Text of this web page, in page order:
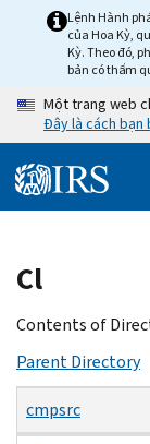
Lệnh Hành
của Hoa Kỳ,
Kỳ. Theo đó,
bản có thẩm
Một trang web
Đây là cách bạn
Beginning
of
main
Cl
Contents of
Parent Directory
cmpsrc